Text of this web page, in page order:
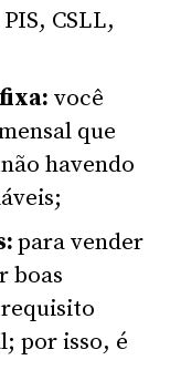
CSLL,
você
que
havendo
para vender
boas
por isso, é